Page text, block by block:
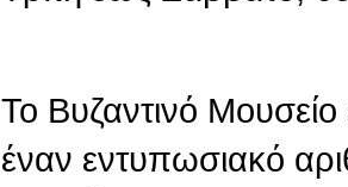
Το Βυζαντινό Μουσείο
έναν εντυπωσιακό